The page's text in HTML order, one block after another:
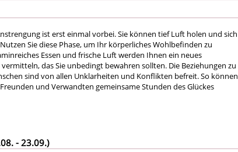
ist erst einmal vorbei. Sie können tief Luft holen und sich
Sie diese Phase, um Ihr körperliches Wohlbefinden zu
Essen und frische Luft werden Ihnen ein neues
das Sie unbedingt bewahren sollten. Die Beziehungen zu
sind von allen Unklarheiten und Konflikten befreit. So können
und Verwandten gemeinsame Stunden des Glückes
- 23.09.)